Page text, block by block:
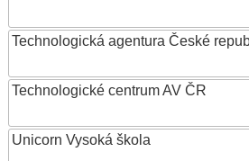
Technologická agentura České
Technologické centrum AV ČR
Unicorn Vysoká škola